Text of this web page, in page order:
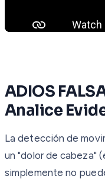
ADIOS
Analice
La detección de
un "dolor de cabeza"
simplemente no